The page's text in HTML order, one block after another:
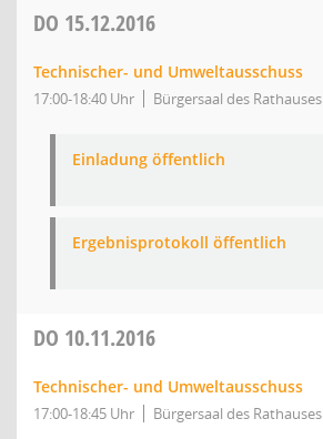
DO 15.12.2016
Technischer- und Umweltausschuss
17:00-18:40 Uhr Bürgersaal des Rathauses
Einladung öffentlich
Ergebnisprotokoll öffentlich
DO 10.11.2016
Technischer- und Umweltausschuss
17:00-18:45 Uhr Bürgersaal des Rathauses